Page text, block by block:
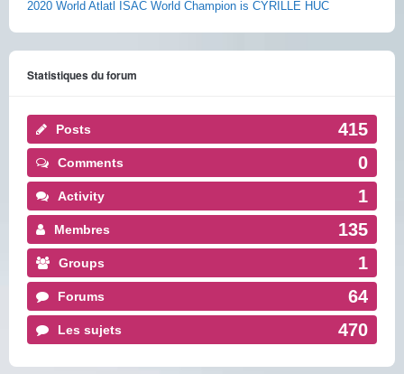
2020 World Atlatl ISAC World Champion is CYRILLE HUC
Statistiques du forum
Posts 415
Comments 0
Activity 1
Membres 135
Groups 1
Forums 64
Les sujets 470